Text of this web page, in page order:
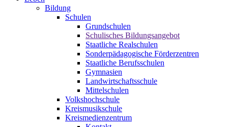
Bildung
Schulen
Grundschulen
Schulisches Bildungsangebot
Staatliche Realschulen
Sonderpädagogische Förderzentren
Staatliche Berufsschulen
Gymnasien
Landwirtschaftsschule
Mittelschulen
Volkshochschule
Kreismusikschule
Kreismedienzentrum